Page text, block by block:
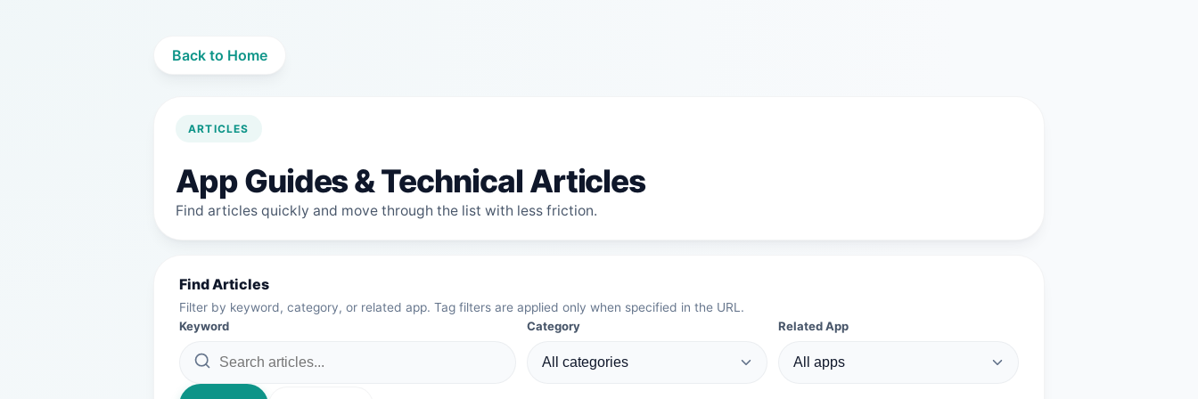
Back to Home
ARTICLES
App Guides & Technical Articles
Find articles quickly and move through the list with less friction.
Find Articles
Filter by keyword, category, or related app. Tag filters are applied only when specified in the URL.
Keyword
Category Related App